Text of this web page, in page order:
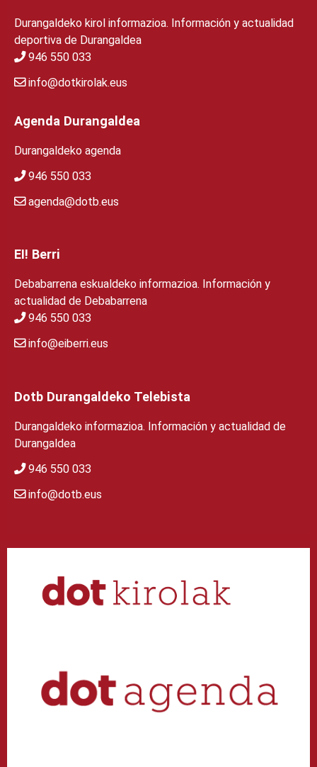
Durangaldeko kirol informazioa. Información y actualidad
deportiva de Durangaldea
946 550 033
info@dotkirolak.eus
Agenda Durangaldea
Durangaldeko agenda
946 550 033
agenda@dotb.eus
EI! Berri
Debabarrena eskualdeko informazioa. Información y
actualidad de Debabarrena
946 550 033
info@eiberri.eus
Dotb Durangaldeko Telebista
Durangaldeko informazioa. Información y actualidad de
Durangaldea
946 550 033
info@dotb.eus